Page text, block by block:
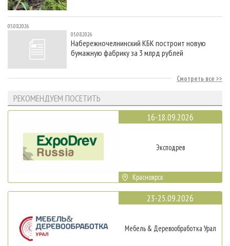
05.08.2026
05.08.2026
Набережночелнинский КБК построит новую
бумажную фабрику за 3 млрд рублей
Смотреть все
РЕКОМЕНДУЕМ ПОСЕТИТЬ
16-18.09.2026
Эксподрев
Красноярск
23-25.09.2026
Мебель & Деревообработка Урал